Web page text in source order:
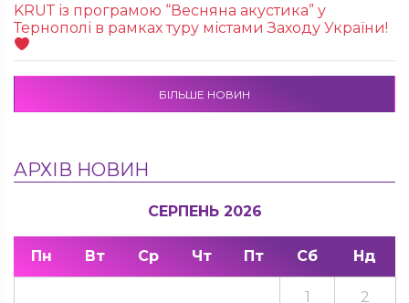
KRUТ із програмою “Весняна акустика” у
Тернополі в рамках туру містами Заходу України!
БІЛЬШЕ НОВИН
АРХІВ НОВИН
СЕРПЕНЬ 2026
Пн Вт Ср Чт Пт Сб Нд
1 2